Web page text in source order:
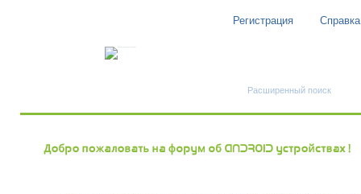
Регистрация Справка
Расширенный поиск